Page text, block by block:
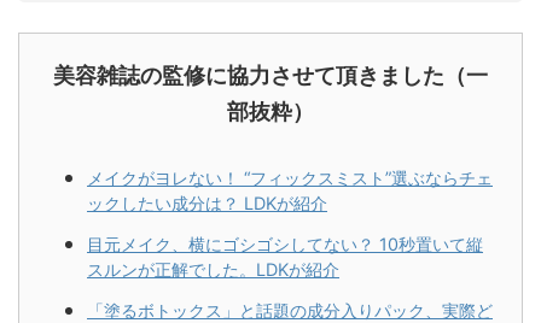
美容雑誌の監修に協力させて頂きました（一
部抜粋）
メイクがヨレない！ “フィックスミスト”選ぶならチェ
ックしたい成分は？ LDKが紹介
目元メイク、横にゴシゴシしてない？ 10秒置いて縦
スルンが正解でした。LDKが紹介
「塗るボトックス」と話題の成分入りパック、実際ど